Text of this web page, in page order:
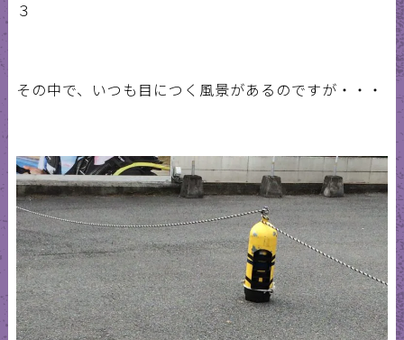
３
その中で、いつも目につく風景があるのですが・・・